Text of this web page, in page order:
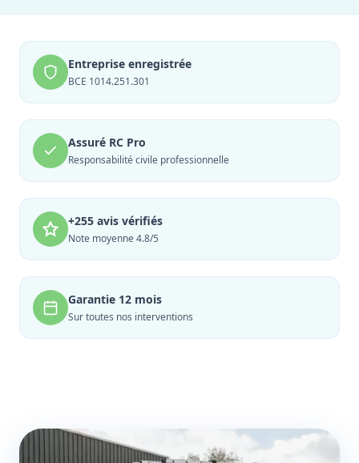
Entreprise enregistrée
BCE 1014.251.301
Assuré RC Pro
Responsabilité civile professionnelle
+255 avis vérifiés
Note moyenne 4.8/5
Garantie 12 mois
Sur toutes nos interventions